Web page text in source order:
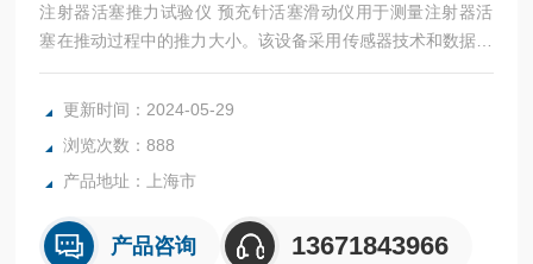
注射器活塞推力试验仪 预充针活塞滑动仪用于测量注射器活
塞在推动过程中的推力大小。该设备采用传感器技术和数据处
理技术，能够准确、快速地测量出活塞推力，为注射器生产过
程中的质量控制提供了可靠保障。
更新时间：2024-05-29
浏览次数：888
产品地址：上海市
产品咨询 13671843966